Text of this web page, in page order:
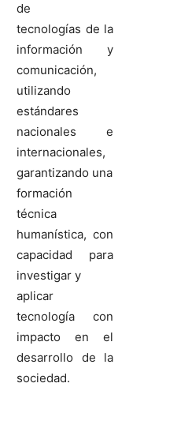
de
tecnologías de la
información y
comunicación,
utilizando
estándares
nacionales e
internacionales,
garantizando una
formación
técnica
humanística, con
capacidad para
investigar y
aplicar
tecnología con
impacto en el
desarrollo de la
sociedad.